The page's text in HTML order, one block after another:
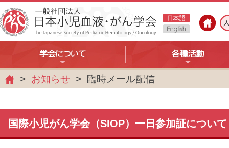
ホ
お知らせ 臨時メール配信
国際小児がん学会（SIOP）一日参加証について